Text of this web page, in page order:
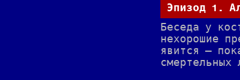
Эпизод 1.
Беседа у
нехорошие
явится —
смертельных